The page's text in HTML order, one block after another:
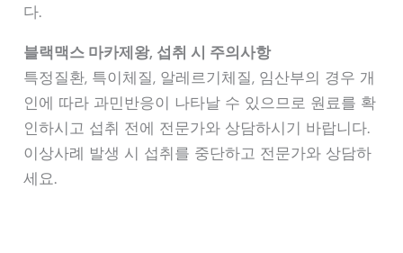
다.
블랙맥스 마카제왕, 섭취 시 주의사항
특정질환, 특이체질, 알레르기체질, 임산부의 경우 개
인에 따라 과민반응이 나타날 수 있으므로 원료를 확
인하시고 섭취 전에 전문가와 상담하시기 바랍니다.
이상사례 발생 시 섭취를 중단하고 전문가와 상담하
세요.